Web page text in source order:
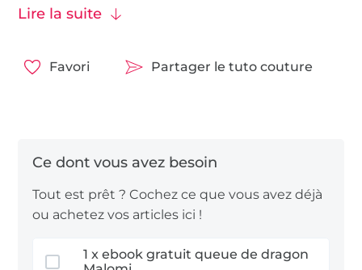
coudre !
Lire la suite
Favori Partager le tuto couture
Tout est prêt ? Cochez ce que vous avez déjà
ou achetez vos articles ici !
1 x ebook gratuit queue de dragon